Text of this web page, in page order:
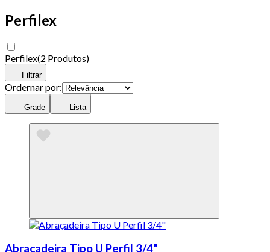
Perfilex
Perfilex(2 Produtos)
Filtrar
Ordernar por:
Grade Lista
Abraçadeira Tipo U Perfil 3/4"